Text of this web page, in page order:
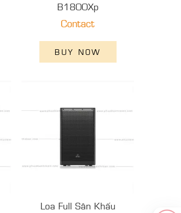
B1800Xp
Contact
BUY NOW
Loa Full Sân Khấu